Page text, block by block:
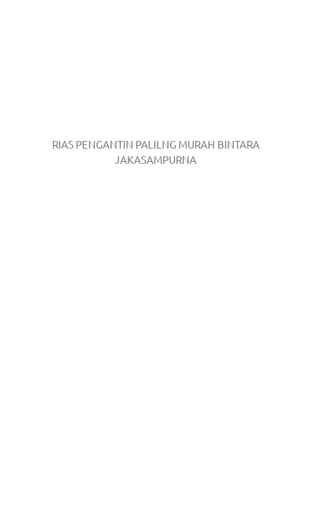
RIAS PENGANTIN PALILNG MURAH BINTARA
JAKASAMPURNA